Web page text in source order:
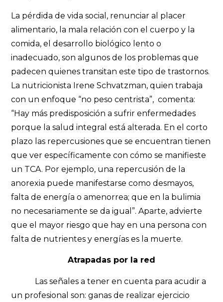
La pérdida de vida social, renunciar al placer
alimentario, la mala relación con el cuerpo y la
comida, el desarrollo biológico lento o
inadecuado, son algunos de los problemas que
padecen quienes transitan este tipo de trastornos.
La nutricionista Irene Schvatzman, quien trabaja
con un enfoque “no peso centrista”, comenta:
“Hay más predisposición a sufrir enfermedades
porque la salud integral está alterada. En el corto
plazo las repercusiones que se encuentran tienen
que ver específicamente con cómo se manifieste
un TCA. Por ejemplo, una repercusión de la
anorexia puede manifestarse como desmayos,
falta de energía o amenorrea; que en la bulimia
no necesariamente se da igual”. Aparte, advierte
que el mayor riesgo que hay en una persona con
falta de nutrientes y energías es la muerte.
Atrapadas por la red
Las señales a tener en cuenta para acudir a
un profesional son: ganas de realizar ejercicio